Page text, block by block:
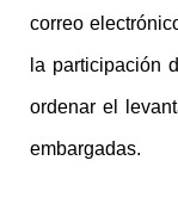
correo
la participación
ordenar el
embargadas.